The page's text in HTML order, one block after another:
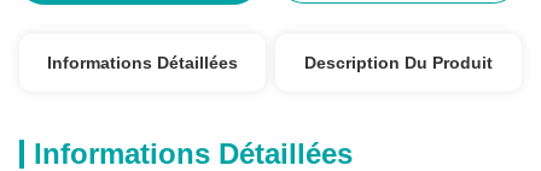
Informations Détaillées Description Du Produit
Informations Détaillées